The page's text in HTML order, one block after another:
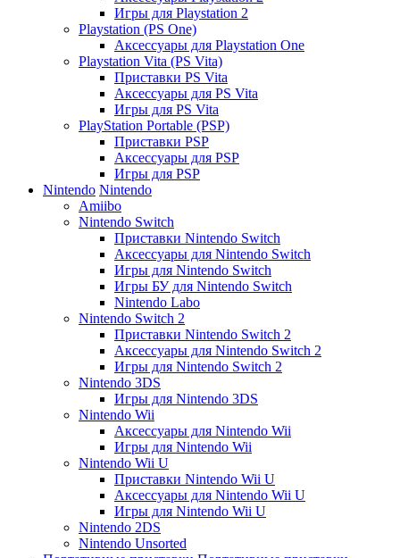
Игры для Playstation 2
Playstation (PS One)
Аксессуары для Playstation One
Playstation Vita (PS Vita)
Приставки PS Vita
Аксессуары для PS Vita
Игры для PS Vita
PlayStation Portable (PSP)
Приставки PSP
Аксессуары для PSP
Игры для PSP
Nintendo Nintendo
Amiibo
Nintendo Switch
Приставки Nintendo Switch
Аксессуары для Nintendo Switch
Игры для Nintendo Switch
Игры БУ для Nintendo Switch
Nintendo Labo
Nintendo Switch 2
Приставки Nintendo Switch 2
Аксессуары для Nintendo Switch 2
Игры для Nintendo Switch 2
Nintendo 3DS
Игры для Nintendo 3DS
Nintendo Wii
Аксессуары для Nintendo Wii
Игры для Nintendo Wii
Nintendo Wii U
Приставки Nintendo Wii U
Аксессуары для Nintendo Wii U
Игры для Nintendo Wii U
Nintendo 2DS
Nintendo Unsorted